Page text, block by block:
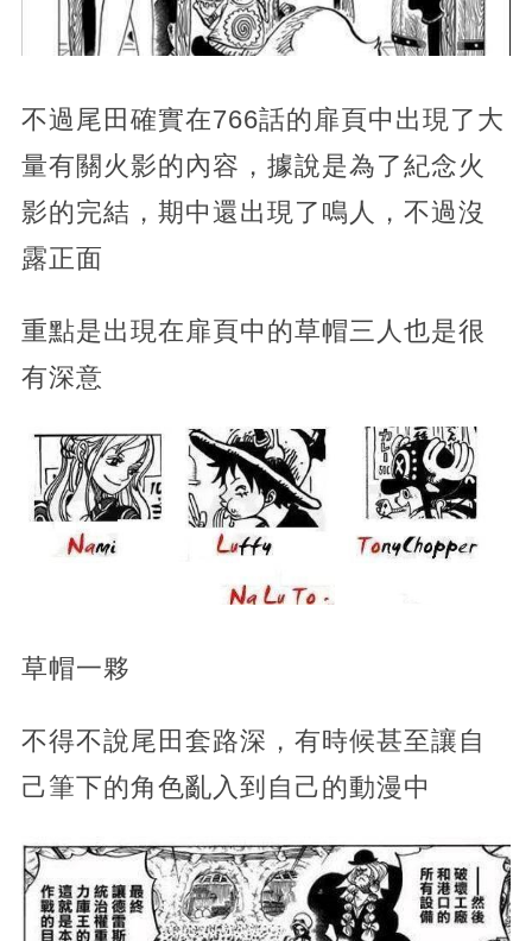
不過尾田確實在766話的扉頁中出現了大
量有關火影的內容，據說是為了紀念火
影的完結，期中還出現了鳴人，不過沒
露正面
重點是出現在扉頁中的草帽三人也是很
有深意
草帽一夥
不得不說尾田套路深，有時候甚至讓自
己筆下的角色亂入到自己的動漫中